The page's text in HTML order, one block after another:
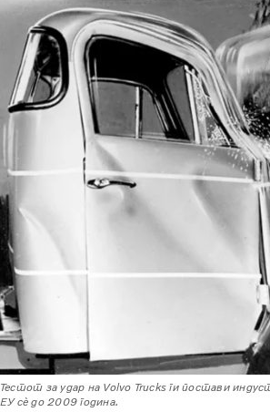
Тестот за удар на Volvo Trucks ги постави
ЕУ сè до 2009 година.